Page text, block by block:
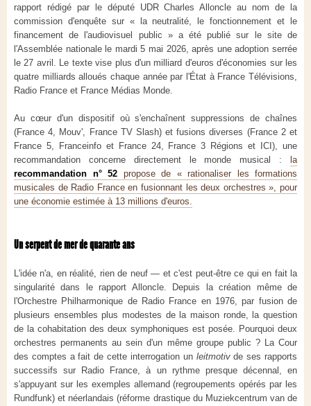
rapport rédigé par le député UDR Charles Alloncle au nom de la
commission d'enquête sur « la neutralité, le fonctionnement et le
financement de l'audiovisuel public » a été publié sur le site de
l'Assemblée nationale le mardi 5 mai 2026, après une adoption serrée
le 27 avril. Le texte vise plus d'un milliard d'euros d'économies sur les
quatre milliards alloués chaque année par l'État à France Télévisions,
Radio France et France Médias Monde.
Au cœur d'un dispositif où s'enchaînent suppressions de chaînes
(France 4, Mouv', France TV Slash) et fusions diverses (France 2 et
France 5, Franceinfo et France 24, France 3 Régions et ICI), une
recommandation concerne directement le monde musical :
la
recommandation n° 52 propose de « rationaliser les formations
musicales de Radio France en fusionnant les deux orchestres », pour
une économie estimée à 13 millions d'euros.
Un serpent de mer de quarante ans
L'idée n'a, en réalité, rien de neuf — et c'est peut-être ce qui en fait la
singularité dans le rapport Alloncle. Depuis la création même de
l'Orchestre Philharmonique de Radio France en 1976, par fusion de
plusieurs ensembles plus modestes de la maison ronde, la question
de la cohabitation des deux symphoniques est posée. Pourquoi deux
orchestres permanents au sein d'un même groupe public ? La Cour
des comptes a fait de cette interrogation un leitmotivde ses rapports
successifs sur Radio France, à un rythme presque décennal, en
s'appuyant sur les exemples allemand (regroupements opérés par les
Rundfunk) et néerlandais (réforme drastique du Muziekcentrum van de